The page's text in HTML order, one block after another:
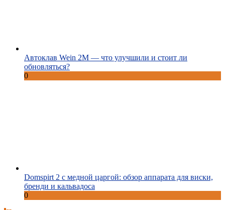
Автоклав Wein 2M — что улучшили и стоит ли
обновляться?
0
Domspirt 2 с медной царгой: обзор аппарата для виски,
бренди и кальвадоса
0